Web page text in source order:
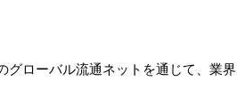
グローバル流通ネットを通じて、業界